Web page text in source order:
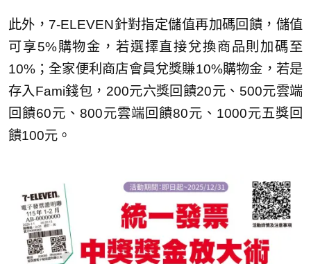
此外，7-ELEVEN針對指定儲值再加碼回饋，儲值
可享5%購物金，若選擇直接兌換商品則加碼至
10%；全家便利商店會員兌獎賺10%購物金，若是
存入Fami錢包，200元六獎回饋20元、500元雲端
回饋60元、800元雲端回饋80元、1000元五獎回
饋100元。